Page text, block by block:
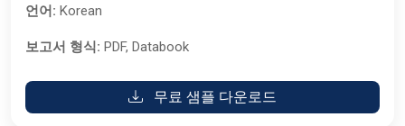
언어: Korean
보고서 형식: PDF, Databook
무료 샘플 다운로드